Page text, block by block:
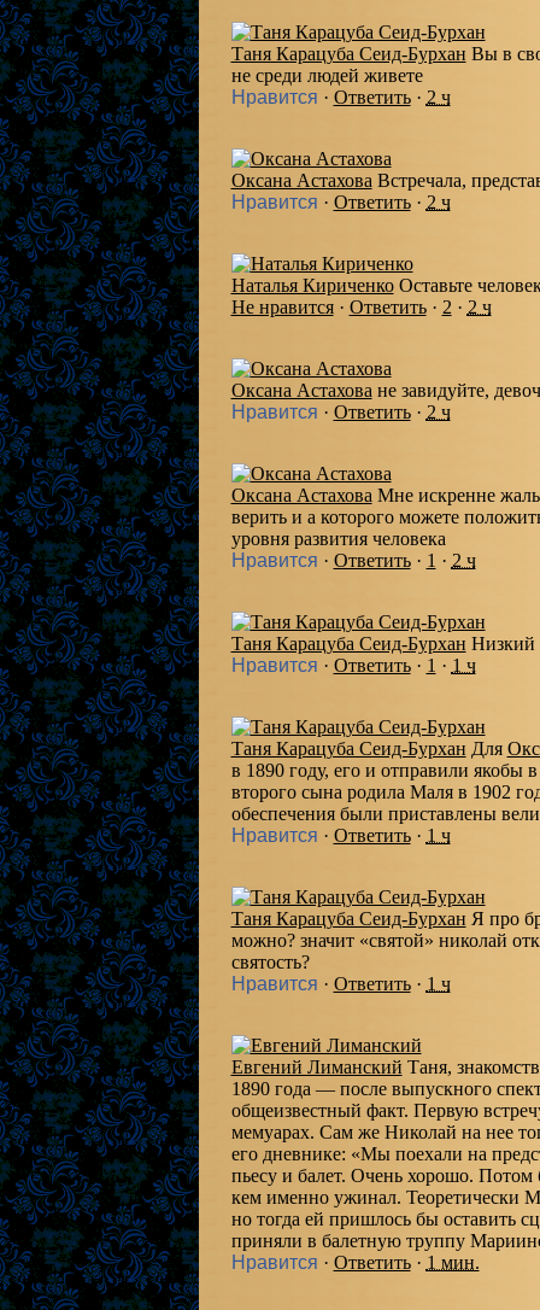
Таня Карацуба Сеид-Бурхан Вы в
не среди людей живете
Нравится · Ответить· 2 ч
Оксана Астахова Встречала,
Нравится · Ответить· 2 ч
Наталья Кириченко Оставьте
Не нравится· Ответить· 2 · 2 ч
Оксана Астахова не завидуйте,
Нравится · Ответить· 2 ч
Оксана Астахова Мне искренне
верить и а которого можете
уровня развития человека
Нравится · Ответить· 1 · 2 ч
Таня Карацуба Сеид-Бурхан Низкий
Нравится · Ответить· 1 · 1 ч
Таня Карацуба Сеид-Бурхан Для
в 1890 году, его и отправили якобы
второго сына родила Маля в 1902
обеспечения были приставлены
Нравится · Ответить· 1 ч
Таня Карацуба Сеид-Бурхан Я про
можно? значит «святой» николай
святость?
Нравится · Ответить· 1 ч
Евгений Лиманский Таня,
1890 года — после выпускного
общеизвестный факт. Первую
мемуарах. Сам же Николай на нее
его дневнике: «Мы поехали на
пьесу и балет. Очень хорошо.
кем именно ужинал. Теоретически
но тогда ей пришлось бы оставить
приняли в балетную труппу
Нравится · Ответить· 1 мин.